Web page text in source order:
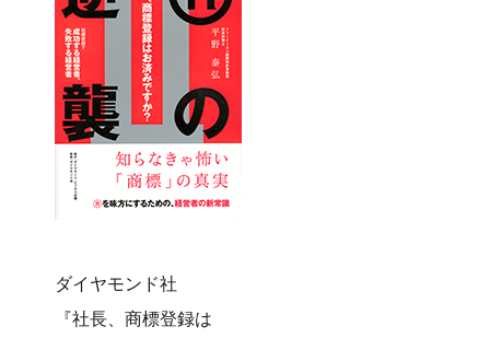
ダイヤモンド社
『社長、商標登録は